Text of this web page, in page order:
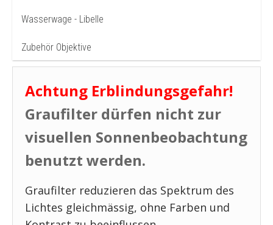
Wasserwage - Libelle
Zubehör Objektive
Achtung Erblindungsgefahr!
Graufilter dürfen nicht zur
visuellen Sonnenbeobachtung
benutzt werden.
Graufilter reduzieren das Spektrum des
Lichtes gleichmässig, ohne Farben und